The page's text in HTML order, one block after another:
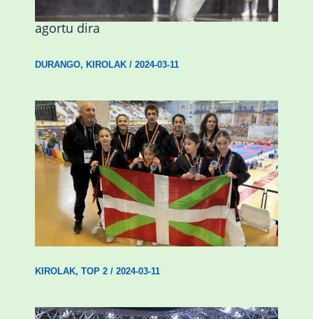
emakumezkoen zesta finaleko sarrerak
agortu dira
DURANGO, KIROLAK/ 2024-03-11
Wadokan garaile Espainiako txapelketan
14 dominarekin
KIROLAK, TOP 2/ 2024-03-11